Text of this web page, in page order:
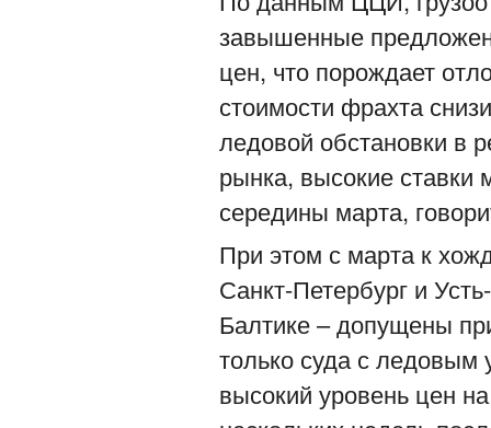
завышенные
цен, что порождает
стоимости фрахта
ледовой обстановки в
рынка, высокие ставки
середины марта,
При этом с марта к
Санкт-Петербург и
Балтике – допущены
только суда с
высокий уровень цен